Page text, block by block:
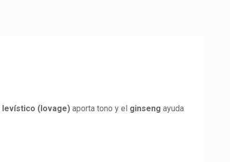
levístico (lovage) aporta tono y el ginseng ayuda